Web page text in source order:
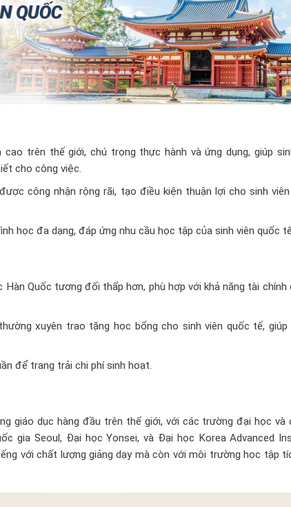
trên thế giới, chú trọng thực hành và ứng dụng, giúp
cho công việc.
công nhận rộng rãi, tạo điều kiện thuận lợi cho sinh
học đa dạng, đáp ứng nhu cầu học tập của sinh viên quốc
Quốc tương đối thấp hơn, phù hợp với khả năng tài chính
xuyên trao tặng học bổng cho sinh viên quốc tế, giúp
để trang trải chi phí sinh hoạt.
giáo dục hàng đầu trên thế giới, với các trường đại học và
gia Seoul, Đại học Yonsei, và Đại học Korea Advanced
với chất lượng giảng dạy mà còn với môi trường học tập